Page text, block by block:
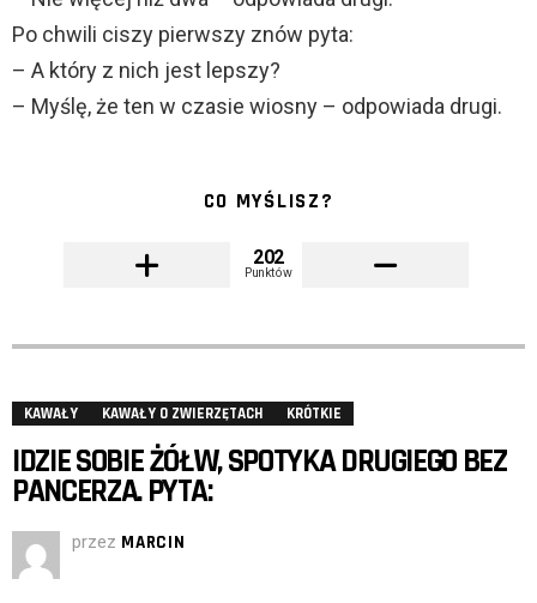
Po chwili ciszy pierwszy znów pyta:
– A który z nich jest lepszy?
– Myślę, że ten w czasie wiosny – odpowiada drugi.
CO MYŚLISZ?
202
Punktów
KAWAŁY KAWAŁY O ZWIERZĘTACH KRÓTKIE
IDZIE SOBIE ŻÓŁW, SPOTYKA DRUGIEGO BEZ
PANCERZA. PYTA:
przez MARCIN